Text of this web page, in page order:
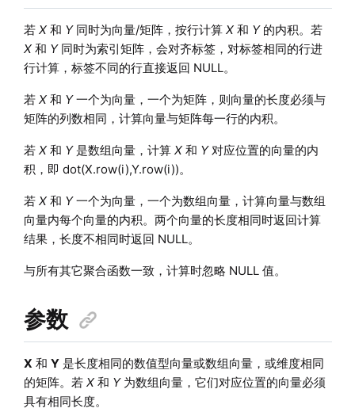
若 X和 Y同时为向量/矩阵，按行计算 X和 Y的内积。若
X和 Y同时为索引矩阵，会对齐标签，对标签相同的行进
行计算，标签不同的行直接返回 NULL。
若 X和 Y一个为向量，一个为矩阵，则向量的长度必须与
矩阵的列数相同，计算向量与矩阵每一行的内积。
若 X和 Y是数组向量，计算 X和 Y对应位置的向量的内
积，即 dot(X.row(i),Y.row(i))。
若 X和 Y一个为向量，一个为数组向量，计算向量与数组
向量内每个向量的内积。两个向量的长度相同时返回计算
结果，长度不相同时返回 NULL。
与所有其它聚合函数一致，计算时忽略 NULL 值。
参数
X 和 Y是长度相同的数值型向量或数组向量，或维度相同
的矩阵。若 X和 Y为数组向量，它们对应位置的向量必须
具有相同长度。